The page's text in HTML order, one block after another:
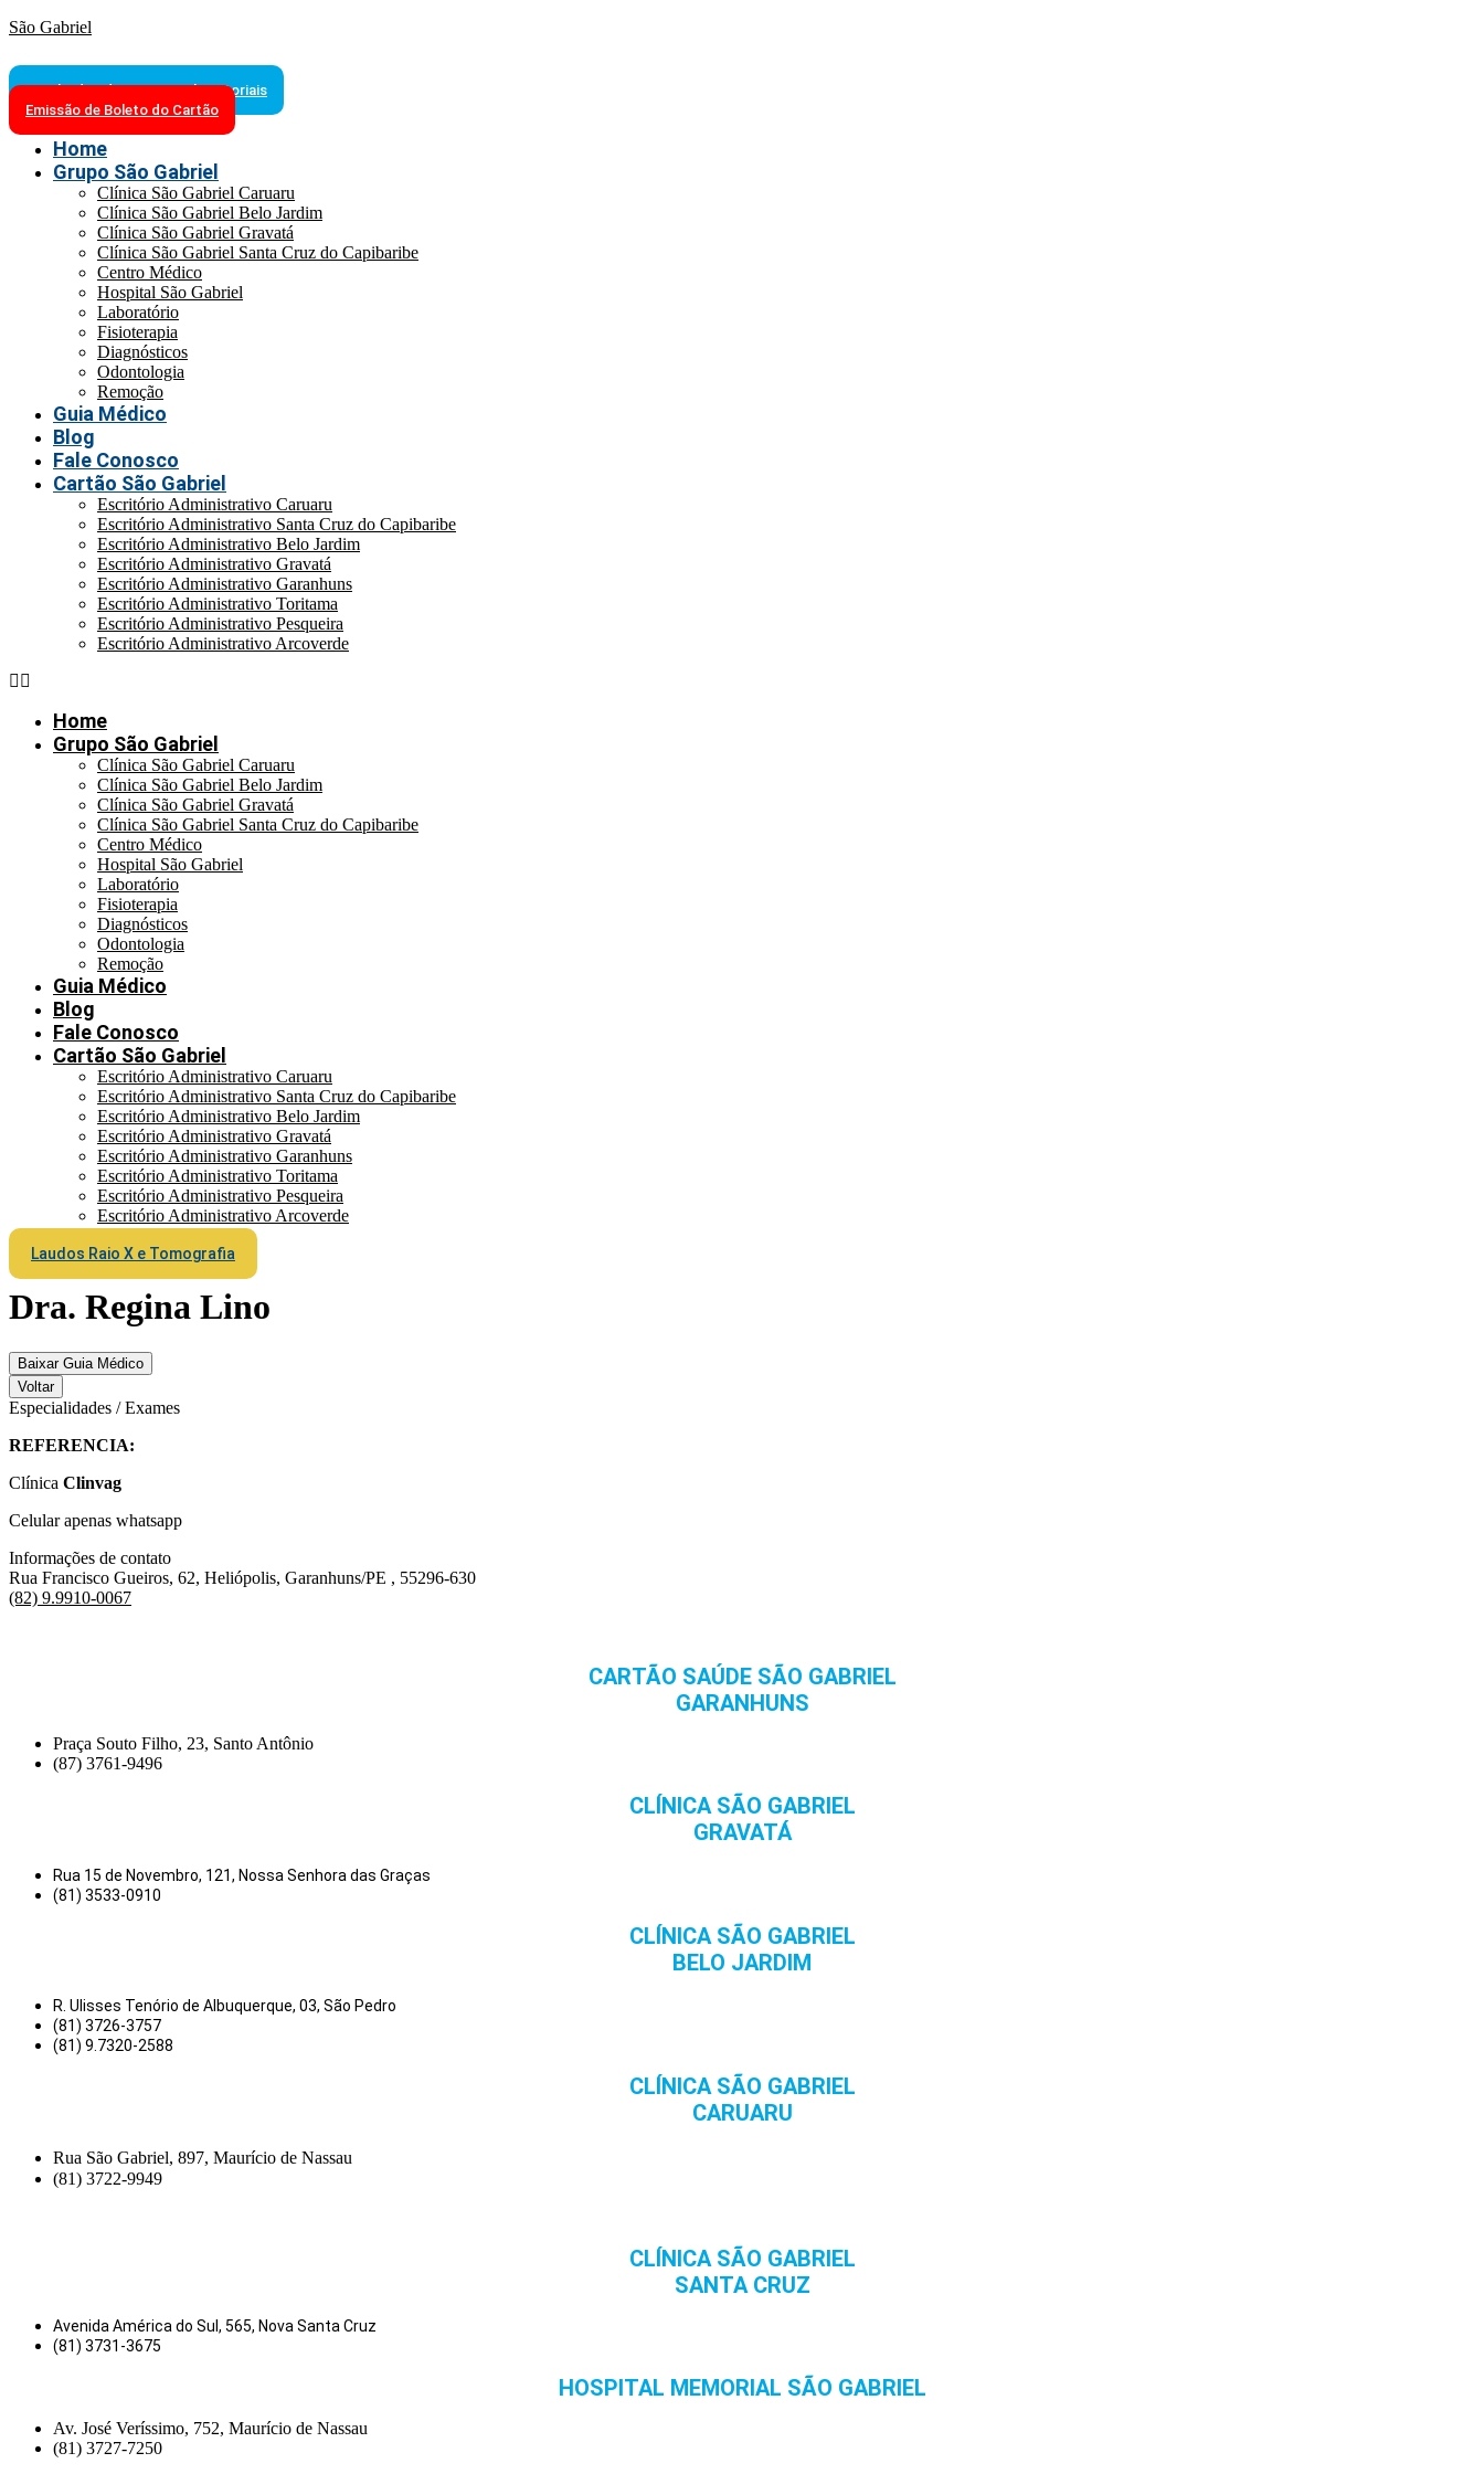
São Gabriel
Resultados de Exames Laboratoriais
Emissão de Boleto do Cartão
Home
Grupo São Gabriel
Clínica São Gabriel Caruaru
Clínica São Gabriel Belo Jardim
Clínica São Gabriel Gravatá
Clínica São Gabriel Santa Cruz do Capibaribe
Centro Médico
Hospital São Gabriel
Laboratório
Fisioterapia
Diagnósticos
Odontologia
Remoção
Guia Médico
Blog
Fale Conosco
Cartão São Gabriel
Escritório Administrativo Caruaru
Escritório Administrativo Santa Cruz do Capibaribe
Escritório Administrativo Belo Jardim
Escritório Administrativo Gravatá
Escritório Administrativo Garanhuns
Escritório Administrativo Toritama
Escritório Administrativo Pesqueira
Escritório Administrativo Arcoverde
Home
Grupo São Gabriel
Clínica São Gabriel Caruaru
Clínica São Gabriel Belo Jardim
Clínica São Gabriel Gravatá
Clínica São Gabriel Santa Cruz do Capibaribe
Centro Médico
Hospital São Gabriel
Laboratório
Fisioterapia
Diagnósticos
Odontologia
Remoção
Guia Médico
Blog
Fale Conosco
Cartão São Gabriel
Escritório Administrativo Caruaru
Escritório Administrativo Santa Cruz do Capibaribe
Escritório Administrativo Belo Jardim
Escritório Administrativo Gravatá
Escritório Administrativo Garanhuns
Escritório Administrativo Toritama
Escritório Administrativo Pesqueira
Escritório Administrativo Arcoverde
Laudos Raio X e Tomografia
Dra. Regina Lino
Baixar Guia Médico
Voltar
Especialidades / Exames
REFERENCIA:
Clínica Clinvag
Celular apenas whatsapp
Informações de contato
Rua Francisco Gueiros, 62, Heliópolis, Garanhuns/PE , 55296-630
(82) 9.9910-0067
CARTÃO SAÚDE SÃO GABRIEL
GARANHUNS
Praça Souto Filho, 23, Santo Antônio
(87) 3761-9496
CLÍNICA SÃO GABRIEL
GRAVATÁ
Rua 15 de Novembro, 121, Nossa Senhora das Graças
(81) 3533-0910
CLÍNICA SÃO GABRIEL
BELO JARDIM
R. Ulisses Tenório de Albuquerque, 03, São Pedro
(81) 3726-3757
(81) 9.7320-2588
CLÍNICA SÃO GABRIEL
CARUARU
Rua São Gabriel, 897, Maurício de Nassau
(81) 3722-9949
CLÍNICA SÃO GABRIEL
SANTA CRUZ
Avenida América do Sul, 565, Nova Santa Cruz
(81) 3731-3675
HOSPITAL MEMORIAL SÃO GABRIEL
Av. José Veríssimo, 752, Maurício de Nassau
(81) 3727-7250